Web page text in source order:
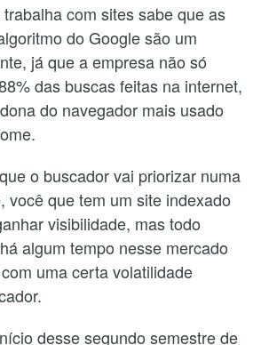
com sites sabe que as
do Google são um
já que a empresa não só
das buscas feitas na internet,
do navegador mais usado
o buscador vai priorizar numa
você que tem um site indexado
visibilidade, mas todo
algum tempo nesse mercado
uma certa volatilidade
desse segundo semestre de